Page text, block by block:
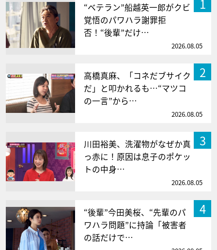
1
“ベテラン”船越英一郎がクビ
覚悟のパワハラ謝罪拒
否！“後輩”だけ…
2026.08.05
2
高橋真麻、「コネだブサイク
だ」と叩かれるも…“マツコ
の一言”から…
2026.08.05
3
川田裕美、洗濯物がなぜか真
っ赤に！原因は息子のポケッ
トの中身…
2026.08.05
4
“後輩”今田美桜、“先輩のパ
ワハラ問題”に持論「被害者
の話だけで…